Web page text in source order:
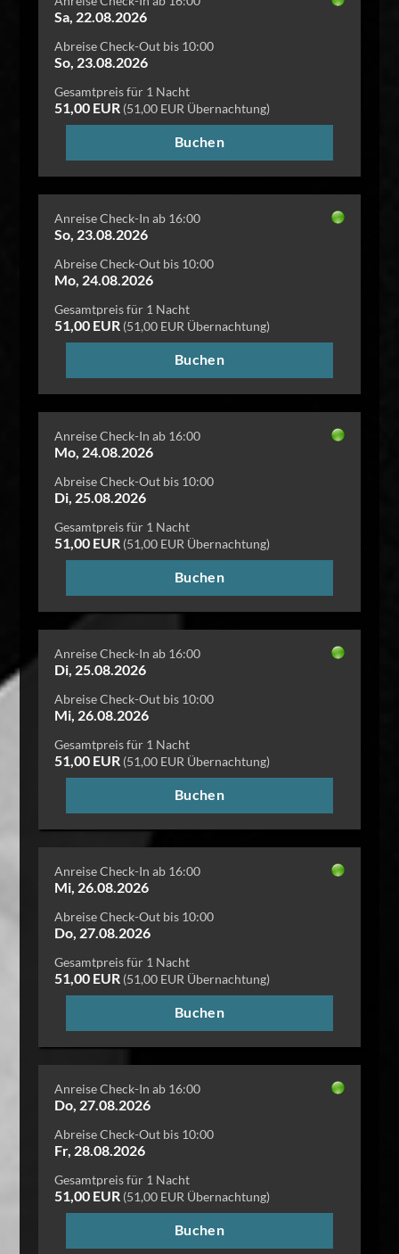
Sa, 22.08.2026
Abreise Check-Out bis 10:00
So, 23.08.2026
Gesamtpreis für 1 Nacht
51,00 EUR(51,00 EUR Übernachtung)
Buchen
Anreise Check-In ab 16:00
So, 23.08.2026
Abreise Check-Out bis 10:00
Mo, 24.08.2026
Gesamtpreis für 1 Nacht
51,00 EUR(51,00 EUR Übernachtung)
Buchen
Anreise Check-In ab 16:00
Mo, 24.08.2026
Abreise Check-Out bis 10:00
Di, 25.08.2026
Gesamtpreis für 1 Nacht
51,00 EUR(51,00 EUR Übernachtung)
Buchen
Anreise Check-In ab 16:00
Di, 25.08.2026
Abreise Check-Out bis 10:00
Mi, 26.08.2026
Gesamtpreis für 1 Nacht
51,00 EUR(51,00 EUR Übernachtung)
Buchen
Anreise Check-In ab 16:00
Mi, 26.08.2026
Abreise Check-Out bis 10:00
Do, 27.08.2026
Gesamtpreis für 1 Nacht
51,00 EUR(51,00 EUR Übernachtung)
Buchen
Anreise Check-In ab 16:00
Do, 27.08.2026
Abreise Check-Out bis 10:00
Fr, 28.08.2026
Gesamtpreis für 1 Nacht
51,00 EUR(51,00 EUR Übernachtung)
Buchen